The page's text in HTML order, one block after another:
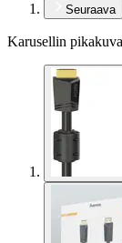
Seuraava
Karusellin